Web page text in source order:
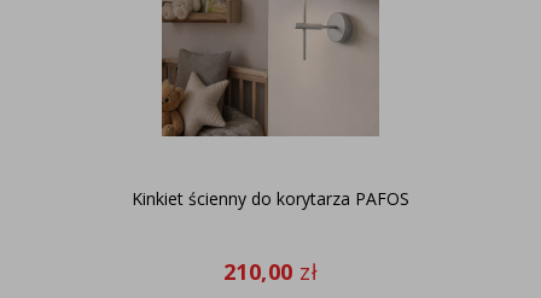
Kinkiet ścienny do korytarza PAFOS
210,00 zł